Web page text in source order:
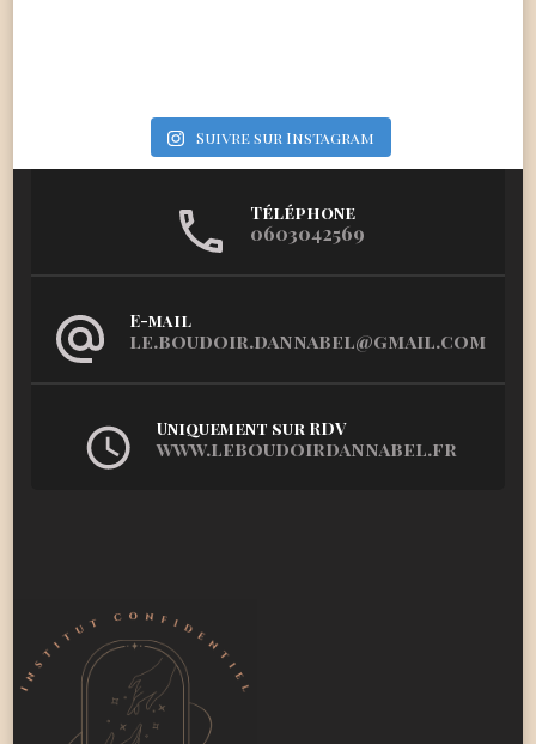
Suivre sur Instagram
Téléphone
0603042569
E-mail
le.boudoir.dannabel@gmail.com
Uniquement sur RDV
www.leboudoirdannabel.fr